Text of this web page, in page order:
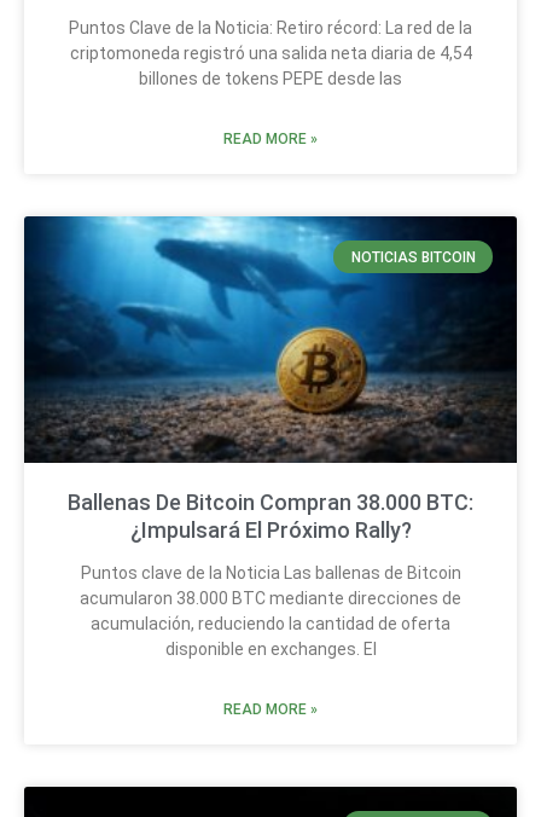
Puntos Clave de la Noticia: Retiro récord: La red de la
criptomoneda registró una salida neta diaria de 4,54
billones de tokens PEPE desde las
READ MORE »
NOTICIAS BITCOIN
Ballenas De Bitcoin Compran 38.000 BTC:
¿Impulsará El Próximo Rally?
Puntos clave de la Noticia Las ballenas de Bitcoin
acumularon 38.000 BTC mediante direcciones de
acumulación, reduciendo la cantidad de oferta
disponible en exchanges. El
READ MORE »